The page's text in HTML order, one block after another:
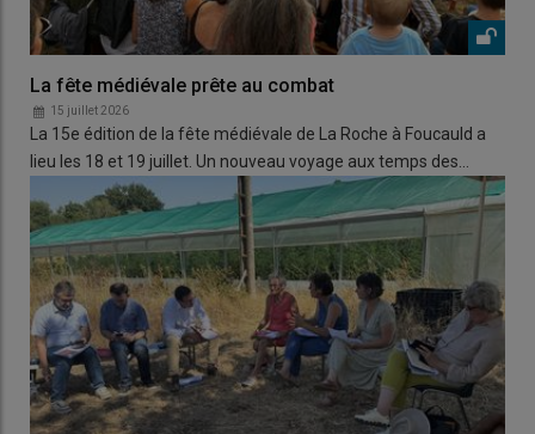
La fête médiévale prête au combat
15 juillet 2026
La 15e édition de la fête médiévale de La Roche à Foucauld a
lieu les 18 et 19 juillet. Un nouveau voyage aux temps des…